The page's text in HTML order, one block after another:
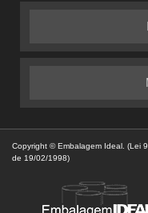
Copyright © Embalagem Ideal. (Lei
de 19/02/1998)